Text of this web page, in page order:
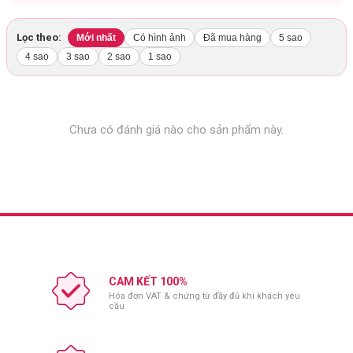
Lọc theo: Mới nhất Có hình ảnh Đã mua hàng
5 sao
4 sao
3 sao 2 sao 1 sao
Chưa có đánh giá nào cho sản phẩm này.
CAM KẾT 100%
Hóa đơn VAT & chứng từ đầy đủ khi khách yêu
cầu